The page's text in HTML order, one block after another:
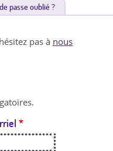
passe oublié ?
pas à nous
*